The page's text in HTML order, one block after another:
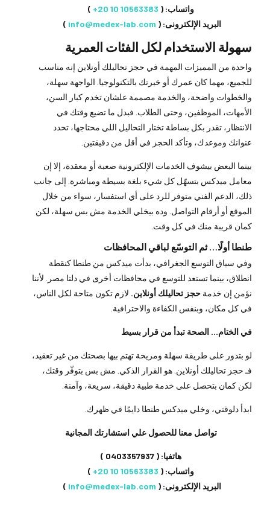
واتساب: (
⁩ )
البريد الإلكترونى: ( info@medex-lab.com
)
سهولة الاستخدام لكل الفئات العمرية
واحدة من المميزات المهمة في حجز تحاليلك أونلاين إنه مناسب
للجميع، مهما كان عمرك أو خبرتك بالتكنولوجيا. الواجهة سهلة،
والخطوات واضحة، والخدمة مصممة علشان تخدم كبار السن،
الأمهات، الموظفين، وحتى الطلاب. فبدل ما تضيع وقتك في
الانتظار، تقدر بكل بساطة تختار التحاليل اللي محتاجها، تحدد
عنوانك وموعدك، وتأكد الحجز في أقل من دقيقتين.
بينما البعض بيشوف الخدمات الإلكترونية صعبة أو معقدة، إلا إن
معامل ميدكس بتسهّل كل شيء بلغة بسيطة ومباشرة. إلى جانب
ذلك، الدعم الفني متوفر للرد على أي استفسار، سواء من خلال
الموقع أو أرقام التواصل. وده بيخلي الخدمة مش بس سهلة، لكن
كمان قريبة منك في كل وقت.
طنطا أولًا… ثم التوسّع لباقي المحافظات
وفي سياق التوسع الجغرافي، بدأت ميدكس من طنطا كنقطة
انطلاق، بينما تستعد للتوسع في محافظات أخرى في دلتا مصر. لأننا
نؤمن إن خدمة حجز تحاليلك أونلاين. لازم تكون متاحة لكل الناس،
في كل مكان، وبنفس الكفاءة والاحترافية.
في الختام… الصحة تبدأ من قرار بسيط
لو بتدور على طريقة سهلة ومريحة تهتم بيها بصحتك من غير تعقيد،
فـ حجز تحاليلك أونلاين. هو القرار الذكي. مش بس بتوفّر وقتك،
لكن كمان بتحصل على خدمة طبية دقيقة، سريعة، وآمنة.
ابدأ دلوقتي، وخلي ميدكس طنطا دايمًا في ظهرك.
تواصل معنا للحصول علي استشارتك المجانية
هاتفيا: ( 0403357937
)
واتساب: (
⁩ )
البريد الإلكترونى: ( info@medex-lab.com
)